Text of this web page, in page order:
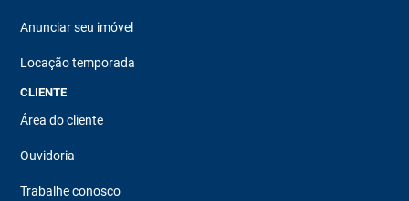
Anunciar seu imóvel
Locação temporada
CLIENTE
Área do cliente
Ouvidoria
Trabalhe conosco